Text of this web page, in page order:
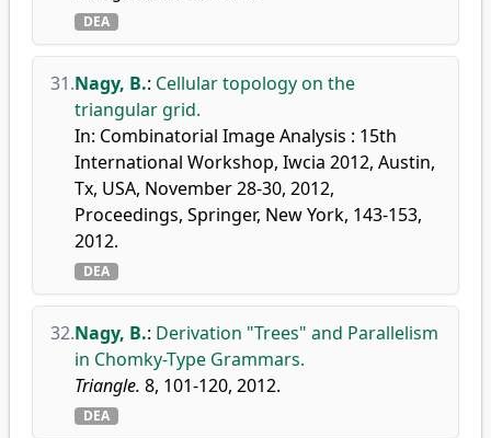
DEA
31.Nagy, B.: Cellular topology on the
triangular grid.
In: Combinatorial Image Analysis : 15th
International Workshop, Iwcia 2012, Austin,
Tx, USA, November 28-30, 2012,
Proceedings, Springer, New York, 143-153,
2012.
DEA
32.Nagy, B.: Derivation "Trees" and Parallelism
in Chomky-Type Grammars.
Triangle. 8, 101-120, 2012.
DEA